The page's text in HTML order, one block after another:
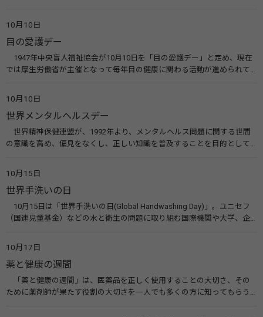
療研究会） 糖尿病ネットワーク
10月10日
目の愛護デー
1947年中央盲人福祉協会が10月10日を「目の愛護デー」と定め、現在
では厚生労働省が主催となって毎年目の健康に関わる活動が進められて
会）
10月10日
世界メンタルヘルスデー
世界精神保健連盟が、1992年より、メンタルヘルス問題に関する世間
の意識を高め、偏見をなくし、正しい知識を普及することを目的として、
す。 関連リンク 世界メンタルヘルスデー（厚生労働省） 働く人のメンタ
ルヘルス・ポータルサイト「こころの耳」（厚生労働省）
10月15日
世界手洗いの日
10月15日は「世界手洗いの日(Global Handwashing Day)」。ユニセフ
（国連児童基金）などの水と衛生の問題に取り組む国際機関や大学、企
10月17日
薬と健康の週間
「薬と健康の週間」は、医薬品を正しく使用することの大切さ、その
ために薬剤師が果たす役割の大切さを一人でも多くの方に知ってもらう